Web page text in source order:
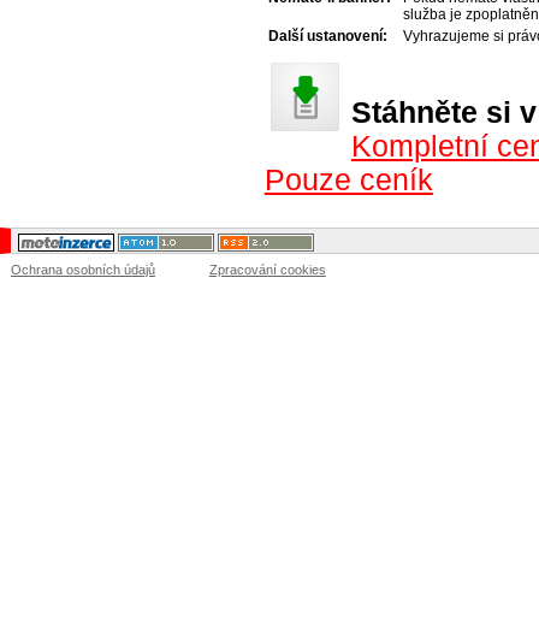
služba je
Další ustanovení:
Vyhrazujeme si
Stáhněte si
Kompletní
Pouze ceník
Ochrana osobních údajů Zpracování cookies